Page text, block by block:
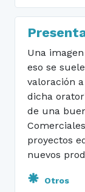
Una
eso se
valoración
dicha
de una
proyectos
nuevos
Otros